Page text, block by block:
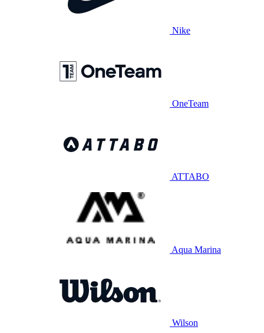
Nike
OneTeam
ATTABO
Aqua Marina
Wilson